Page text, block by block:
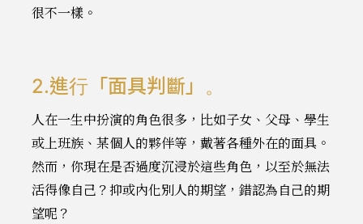
很不一樣。
2.進行「面具判斷」。
人在一生中扮演的角色很多，比如子女、父母、學生
或上班族、某個人的夥伴等，戴著各種外在的面具。
然而，你現在是否過度沉浸於這些角色，以至於無法
活得像自己？抑或內化別人的期望，錯認為自己的期
望呢？